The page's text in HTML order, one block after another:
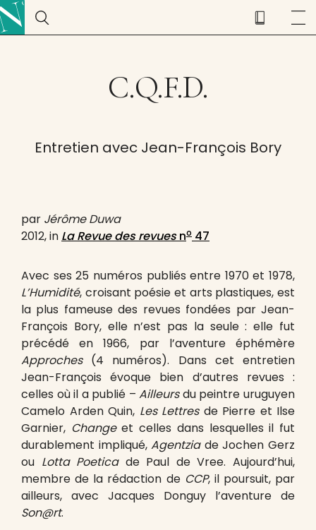
C.Q.F.D.
Entretien avec Jean-François Bory
par Jérôme Duwa
2012, in La Revue des revuesno 47
Avec ses 25 numéros publiés entre 1970 et 1978,
L’Humidité, croisant poésie et arts plastiques, est
la plus fameuse des revues fondées par Jean-
François Bory, elle n’est pas la seule : elle fut
précédé en 1966, par l’aventure éphémère
Approches(4 numéros). Dans cet entretien
Jean-François évoque bien d’autres revues :
celles où il a publié –Ailleursdu peintre uruguyen
Camelo Arden Quin, Les Lettresde Pierre et Ilse
Garnier, Changeet celles dans lesquelles il fut
durablement impliqué,Agentziade Jochen Gerz
ou Lotta Poeticade Paul de Vree. Aujourd’hui,
membre de la rédaction de CCP, il poursuit, par
ailleurs, avec Jacques Donguy l’aventure de
Son@rt.